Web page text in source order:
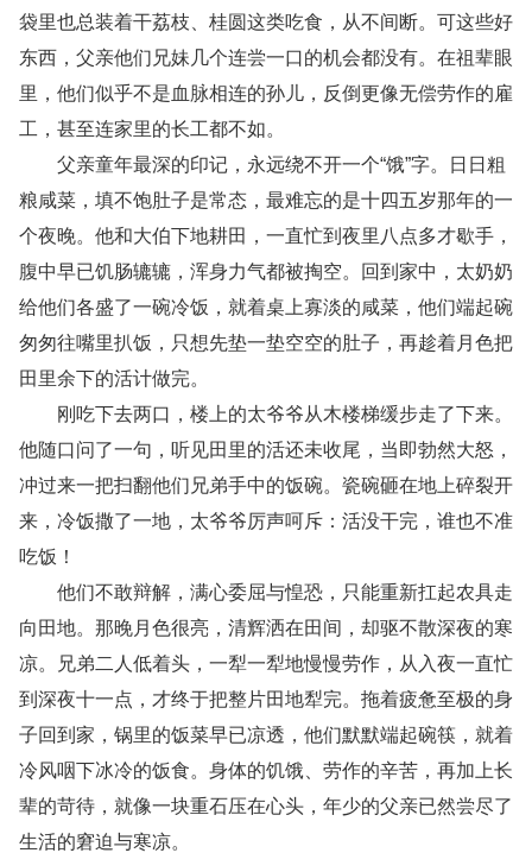
袋里也总装着干荔枝、桂圆这类吃食，从不间断。可这些好
东西，父亲他们兄妹几个连尝一口的机会都没有。在祖辈眼
里，他们似乎不是血脉相连的孙儿，反倒更像无偿劳作的雇
工，甚至连家里的长工都不如。
父亲童年最深的印记，永远绕不开一个“饿”字。日日粗
粮咸菜，填不饱肚子是常态，最难忘的是十四五岁那年的一
个夜晚。他和大伯下地耕田，一直忙到夜里八点多才歇手，
腹中早已饥肠辘辘，浑身力气都被掏空。回到家中，太奶奶
给他们各盛了一碗冷饭，就着桌上寡淡的咸菜，他们端起碗
匆匆往嘴里扒饭，只想先垫一垫空空的肚子，再趁着月色把
田里余下的活计做完。
刚吃下去两口，楼上的太爷爷从木楼梯缓步走了下来。
他随口问了一句，听见田里的活还未收尾，当即勃然大怒，
冲过来一把扫翻他们兄弟手中的饭碗。瓷碗砸在地上碎裂开
来，冷饭撒了一地，太爷爷厉声呵斥：活没干完，谁也不准
吃饭！
他们不敢辩解，满心委屈与惶恐，只能重新扛起农具走
向田地。那晚月色很亮，清辉洒在田间，却驱不散深夜的寒
凉。兄弟二人低着头，一犁一犁地慢慢劳作，从入夜一直忙
到深夜十一点，才终于把整片田地犁完。拖着疲惫至极的身
子回到家，锅里的饭菜早已凉透，他们默默端起碗筷，就着
冷风咽下冰冷的饭食。身体的饥饿、劳作的辛苦，再加上长
辈的苛待，就像一块重石压在心头，年少的父亲已然尝尽了
生活的窘迫与寒凉。